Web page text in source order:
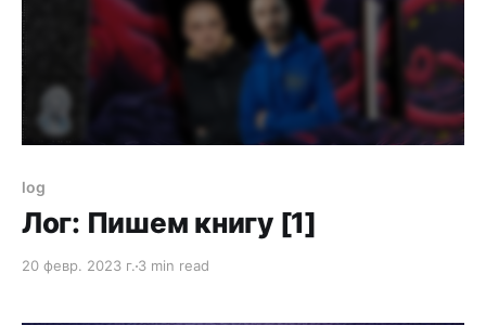
log
Лог: Пишем книгу [1]
20 февр. 2023 г. 3 min read